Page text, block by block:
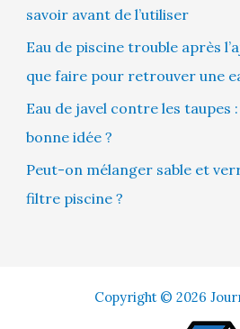
savoir avant de l’utiliser
Eau de piscine trouble après
que faire pour retrouver une
Eau de javel contre les taupes
bonne idée ?
Peut-on mélanger sable et
filtre piscine ?
Copyright © 2026